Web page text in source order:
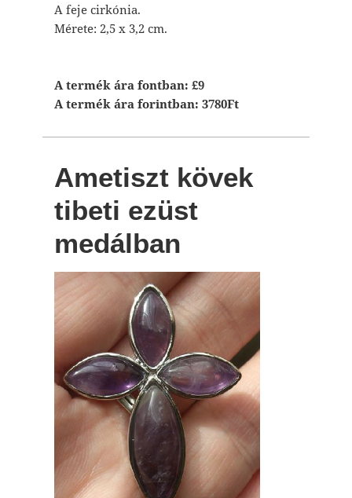
A feje cirkónia.
Mérete: 2,5 x 3,2 cm.
A termék ára fontban: £9
A termék ára forintban: 3780Ft
Ametiszt kövek
tibeti ezüst
medálban